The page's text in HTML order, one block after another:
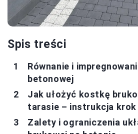
Spis treści
Równanie i
betonowej
Jak ułożyć kostkę
tarasie – instrukcja krok
Zalety i ograniczenia